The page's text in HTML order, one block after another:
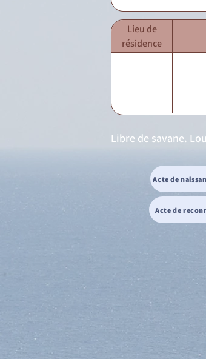
Lieu de
résidence
Libre de savane.
Acte de
Acte de